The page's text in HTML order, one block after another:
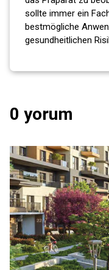
sollte immer ein
bestmögliche
gesundheitlichen
0 yorum